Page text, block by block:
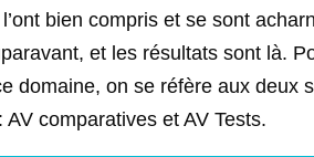
bien compris et se sont
et les résultats sont là.
domaine, on se réfère aux deux
comparatives et AV Tests.